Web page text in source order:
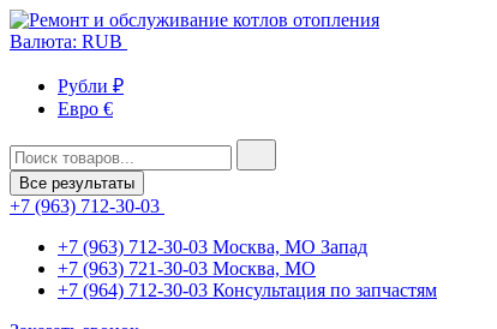
Валюта: RUB
Рубли ₽
Евро €
Все результаты
+7 (963) 712-30-03
+7 (963) 712-30-03 Москва, МО Запад
+7 (963) 721-30-03 Москва, МО
+7 (964) 712-30-03 Консультация по запчастям